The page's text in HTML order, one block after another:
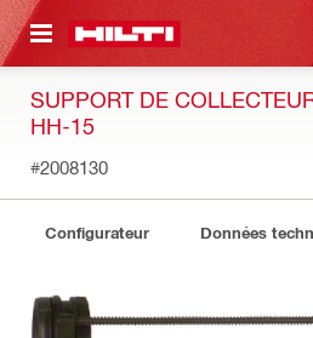
CONTENT
SUPPORT DE
HH-15
#2008130
Configurateur Données